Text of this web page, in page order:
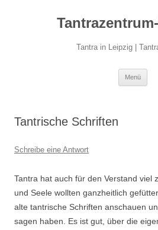
Tantra in Leipzig |
Menü
Tantrische Schriften
Schreibe eine Antwort
Tantra hat auch für den Verstand viel
und Seele wollten ganzheitlich
alte tantrische Schriften anschauen
sagen haben. Es ist gut, über die